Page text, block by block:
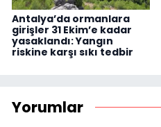
Antalya’da ormanlara
girişler 31 Ekim’e kadar
yasaklandı: Yangın
riskine karşı sıkı tedbir
Yorumlar